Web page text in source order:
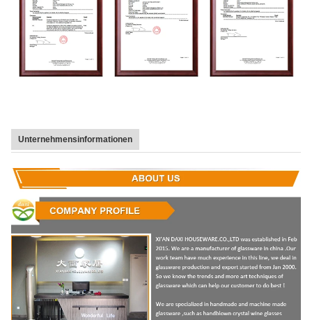
Unternehmensinformationen